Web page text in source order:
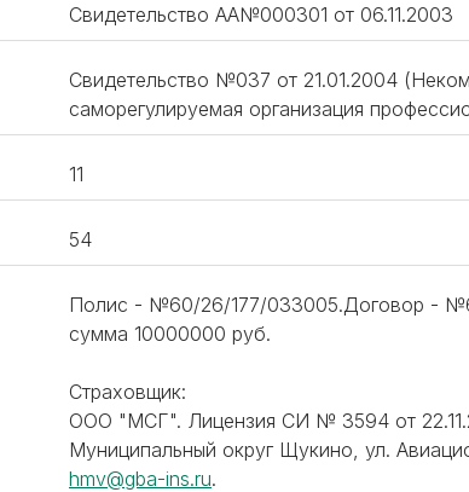
Свидетельство АА№000301 от 06.11.2003
Свидетельство №037 от 21.01.2004
саморегулируемая организация
11
54
Полис - №60/26/177/033005.Договор -
сумма 10000000 руб.
Страховщик:
ООО "МСГ". Лицензия СИ № 3594 от
Муниципальный округ Щукино, ул.
hmv@gba-ins.ru.